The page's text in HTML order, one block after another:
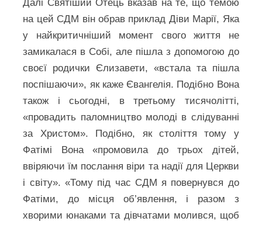
Далі Святіший Отець вказав на те, що темою
на цей СДМ він обрав приклад Діви Марії, Яка
у найкритичніший момент свого життя не
замикалася в Собі, але пішла з допомогою до
своєї родички Єлизавети, «встала та пішла
поспішаючи», як каже Євангелія. Подібно Вона
також і сьогодні, в третьому тисячолітті,
«провадить паломництво молоді в слідуванні
за Христом». Подібно, як століття тому у
Фатімі Вона «промовила до трьох дітей,
ввіряючи їм послання віри та надії для Церкви
і світу». «Тому під час СДМ я повернувся до
Фатіми, до місця об’явлення, і разом з
хворими юнаками та дівчатами молився, щоб